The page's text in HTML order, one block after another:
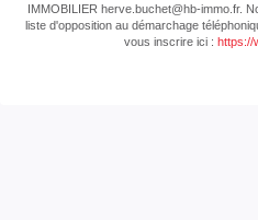
IMMOBILIER herve.buchet@hb-immo.fr.
liste d'opposition au démarchage
vous inscrire ici : https://